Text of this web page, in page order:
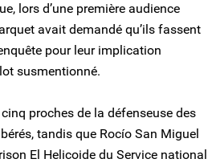
lors d’une première audience
avait demandé qu’ils fassent
pour leur implication
susmentionné.
proches de la défenseuse des
tandis que Rocío San Miguel
El Helicoide du Service national